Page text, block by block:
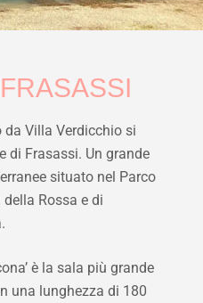
Villa Verdicchio si
di Frasassi. Un grande
situato nel Parco
Rossa e di
è la sala più grande
una lunghezza di 180